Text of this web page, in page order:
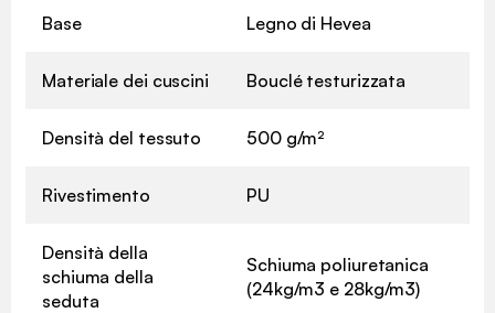
Base Legno di Hevea
Materiale dei cuscini Bouclé testurizzata
Densità del tessuto 500 g/m²
Rivestimento PU
Densità della
schiuma della
seduta
Schiuma poliuretanica
(24kg/m3 e 28kg/m3)